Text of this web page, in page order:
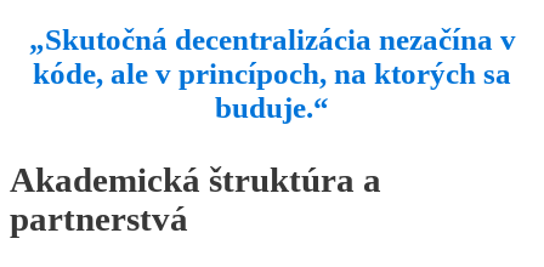
„Skutočná decentralizácia nezačína v
kóde, ale v princípoch, na ktorých sa
buduje.“
Akademická štruktúra a
partnerstvá